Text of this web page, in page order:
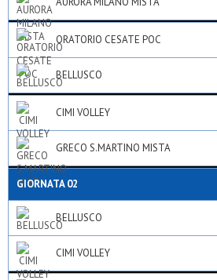
ORATORIO CESATE POC
BELLUSCO
CIMI VOLLEY
GRECO S.MARTINO MISTA
GIORNATA 02
BELLUSCO
CIMI VOLLEY